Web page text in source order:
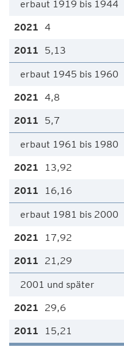
erbaut 1919 bis 1944
4
5,13
erbaut 1945 bis 1960
4,8
5,7
erbaut 1961 bis 1980
13,92
16,16
erbaut 1981 bis 2000
17,92
21,29
2001 und später
29,6
15,21